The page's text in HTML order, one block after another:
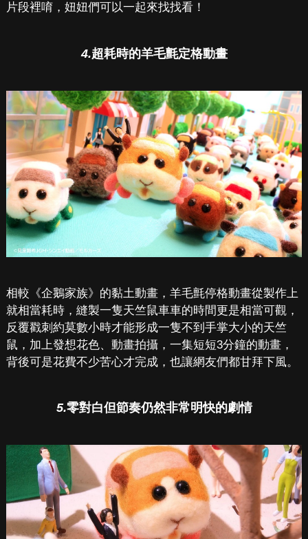
片段裡唷，妞妞們可以一起來找找看！
4.超耗時的羊毛氈定格動畫
相較《企鵝家族》的黏土動畫，羊毛氈停格動畫從製作上
就相當耗時，縫製一隻天竺鼠車車的時間更是相當可觀，
反覆戳刺約莫數小時才能形成一隻不到手掌大小的天竺
鼠，加上發想花色、動畫拍攝，一集短短3分鐘的動畫，
背後可是花費不少苦心才完成，也讓網友們都甘拜下風。
5.零對白但節奏仍然非常明快的劇情